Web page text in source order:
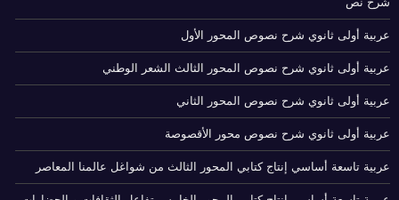
عربية أولى ثانوي شرح نصوص المحور الأول
عربية أولى ثانوي شرح نصوص المحور الثالث الشعر الوطني
عربية أولى ثانوي شرح نصوص المحور الثاني
عربية أولى ثانوي شرح نصوص محور الأقصوصة
عربية تاسعة أساسي إنتاج كتابي المحور الثالث من شواغل عالمنا المعاصر